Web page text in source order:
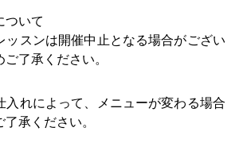
ついて
ッスンは開催中止となる場合がござい
了承ください。
入れによって、メニューが変わる場合
承ください。